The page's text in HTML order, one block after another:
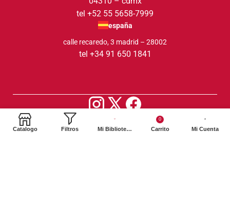
tel +52 55 5658-7999
españa
calle recaredo, 3 madrid – 28002
tel +34 91 650 1841
2024. Siglo XXI Editores Argentina ©️. Todos los derechos
reservados
Catalogo Filtros Mi Biblioteca
0
Carrito Mi Cuenta